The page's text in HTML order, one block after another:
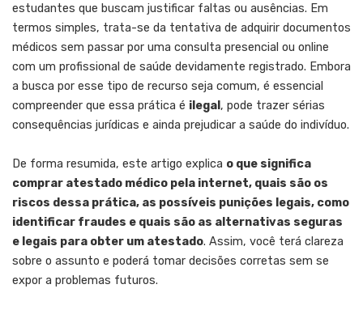
estudantes que buscam justificar faltas ou ausências. Em
termos simples, trata-se da tentativa de adquirir documentos
médicos sem passar por uma consulta presencial ou online
com um profissional de saúde devidamente registrado. Embora
a busca por esse tipo de recurso seja comum, é essencial
compreender que essa prática é ilegal , pode trazer sérias
consequências jurídicas e ainda prejudicar a saúde do indivíduo.
De forma resumida, este artigo explica o que significa
comprar atestado médico pela internet, quais são os
riscos dessa prática, as possíveis punições legais, como
identificar fraudes e quais são as alternativas seguras
e legais para obter um atestado. Assim, você terá clareza
sobre o assunto e poderá tomar decisões corretas sem se
expor a problemas futuros.